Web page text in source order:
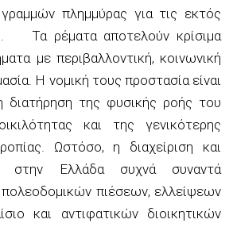
πλημμύρας για τις εκτός
Τα ρέματα αποτελούν κρίσιμα
με περιβαλλοντική, κοινωνική
Η νομική τους προστασία είναι
διατήρηση της φυσικής ροής του
και της γενικότερης
Ωστόσο, η διαχείριση και
στην Ελλάδα συχνά συναντά
πιέσεων, ελλείψεων
και αντιφατικών διοικητικών